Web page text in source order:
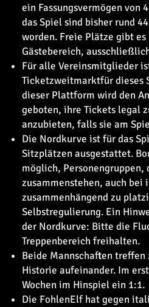
ein Fassungsvermögen von
das Spiel sind bisher rund
worden. Freie Plätze gibt es
Gästebereich,
Für alle Vereinsmitglieder
Ticketzweitmarktfür dieses
dieser Plattform wird den
geboten, ihre Tickets legal
anzubieten, falls sie am
Die Nordkurve ist für das
Sitzplätzen ausgestattet.
möglich,
zusammenstehen, auch
zusammenhängend zu
Selbstregulierung. Ein
der Nordkurve: Bitte die
Treppenbereich freihalten.
Beide Mannschaften
Historie aufeinander. Im
Wochen im Hinspiel ein 1:1.
Die FohlenElf hat gegen